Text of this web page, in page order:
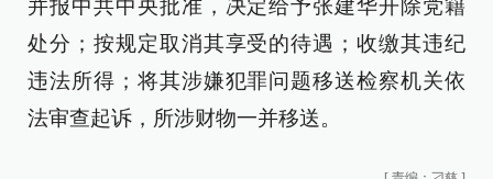
并报中共中央批准，决定给予张建华开除党籍
处分；按规定取消其享受的待遇；收缴其违纪
违法所得；将其涉嫌犯罪问题移送检察机关依
法审查起诉，所涉财物一并移送。